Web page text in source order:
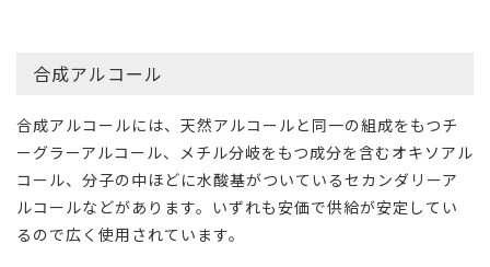
合成アルコール
合成アルコールには、天然アルコールと同一の組成をもつチ
ーグラーアルコール、メチル分岐をもつ成分を含むオキソアル
コール、分子の中ほどに水酸基がついているセカンダリーア
ルコールなどがあります。いずれも安価で供給が安定してい
るので広く使用されています。